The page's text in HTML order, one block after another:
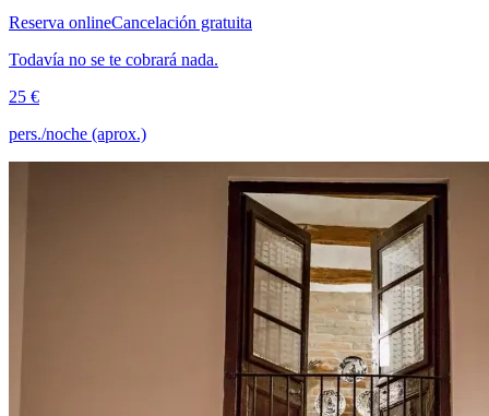
Reserva onlineCancelación gratuita
Todavía no se te cobrará nada.
25 €
pers./noche (aprox.)